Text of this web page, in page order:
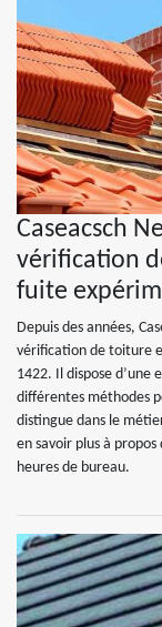
Caseacsch
vérification
fuite
Depuis des années,
vérification de toiture
1422. Il dispose d’une
différentes méthodes
distingue dans le
en savoir plus à propos
heures de bureau.